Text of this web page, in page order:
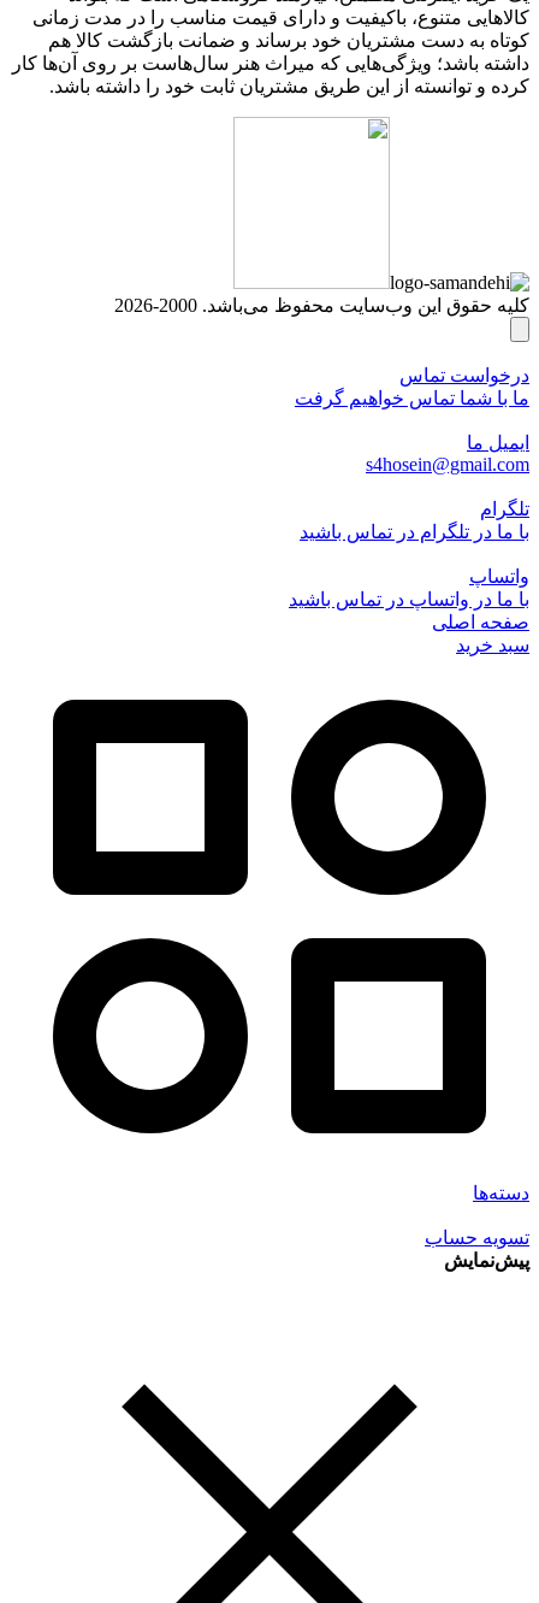
کالاهایی متنوع، باکیفیت و دارای قیمت مناسب را در مدت زمانی
کوتاه به دست مشتریان خود برساند و ضمانت بازگشت کالا هم
داشته باشد؛ ویژگی‌هایی که میراث هنر سال‌هاست بر روی آن‌ها کار
کرده و توانسته از این طریق مشتریان ثابت خود را داشته باشد.
کلیه حقوق این وب‌سایت محفوظ می‌باشد. 2000-2026
درخواست تماس
ما با شما تماس خواهیم گرفت
ایمیل ما
s4hosein@gmail.com
تلگرام
با ما در تلگرام در تماس باشید
واتساپ
با ما در واتساپ در تماس باشید
صفحه اصلی
سبد خرید
دسته‌ها
تسویه حساب
پیش‌نمایش